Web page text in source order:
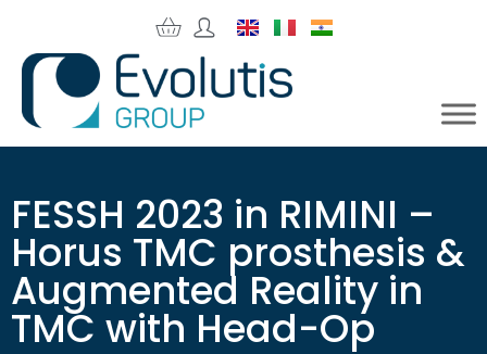
FESSH 2023 in RIMINI –
Horus TMC prosthesis &
Augmented Reality in
TMC with Head-Op